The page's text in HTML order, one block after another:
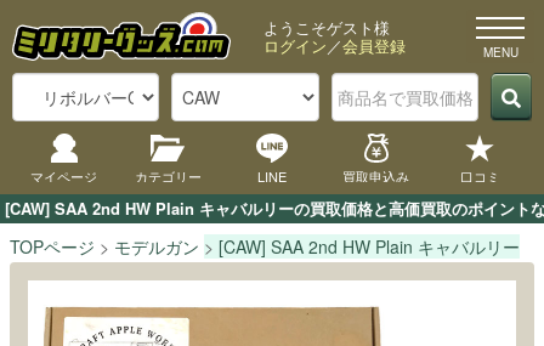
[CAW] SAA 2nd HW Plain キャバルリーの買取価格と高価買取のポイント
ようこそゲスト様
ログイン／会員登録
マイページ カテゴリー LINE 買取申込み 口コミ
TOPページ モデルガン [CAW] SAA 2nd HW Plain キャバルリー